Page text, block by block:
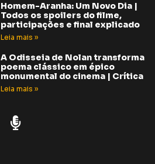
Homem-Aranha: Um Novo Dia |
Todos os spoilers do filme,
participações e final explicado
Leia mais »
A Odisseia de Nolan transforma
poema clássico em épico
monumental do cinema | Crítica
Leia mais »